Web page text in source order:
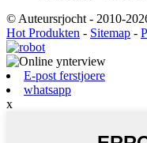
© Auteursrjocht - 2010-
Hot Produkten - Sitemap -
E-post ferstjoere
whatsapp
x